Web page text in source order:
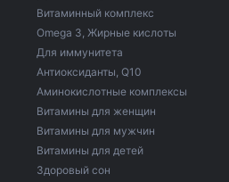
Витаминный комплекс
Omega 3, Жирные кислоты
Для иммунитета
Антиоксиданты, Q10
Аминокислотные комплексы
Витамины для женщин
Витамины для мужчин
Витамины для детей
Здоровый сон